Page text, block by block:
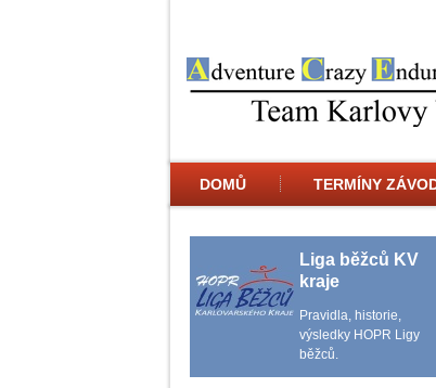
DOMŮ TERMÍNY
Liga běžců KV
kraje
Pravidla, historie,
výsledky HOPR Ligy
běžců.